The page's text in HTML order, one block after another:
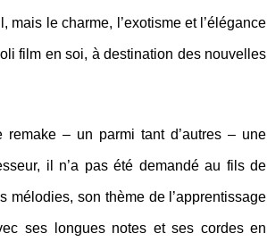
le charme, l’exotisme et l’élégance
film en soi, à destination des nouvelles
remake – un parmi tant d’autres – une
il n’a pas été demandé au fils de
mélodies, son thème de l’apprentissage
ses longues notes et ses cordes en